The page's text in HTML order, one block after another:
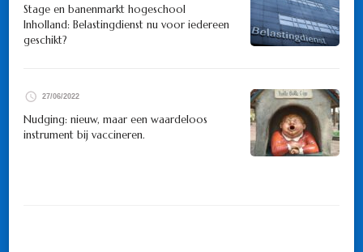
Stage en banenmarkt hogeschool
Inholland: Belastingdienst nu voor iedereen
geschikt?
27/06/2022
Nudging: nieuw, maar een waardeloos
instrument bij vaccineren.